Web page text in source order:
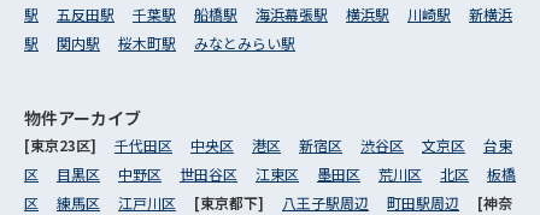
駅
五反田駅 千葉駅 船橋駅 海浜幕張駅 横浜駅 川崎駅
新横浜
駅
関内駅 桜木町駅 みなとみらい駅
物件アーカイブ
[東京23区] 千代田区 中央区 港区 新宿区 渋谷区 文京区
台東
区
目黒区 中野区 世田谷区 江東区 墨田区 荒川区 北区
板橋
区
練馬区 江戸川区 [東京都下] 八王子駅周辺 町田駅周辺 [神奈